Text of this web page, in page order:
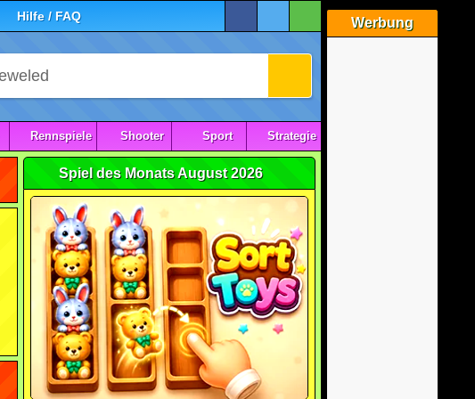
Werbung
Hilfe / FAQ
Rennspiele Shooter Sport Strategie
Spiel des Monats August 2026